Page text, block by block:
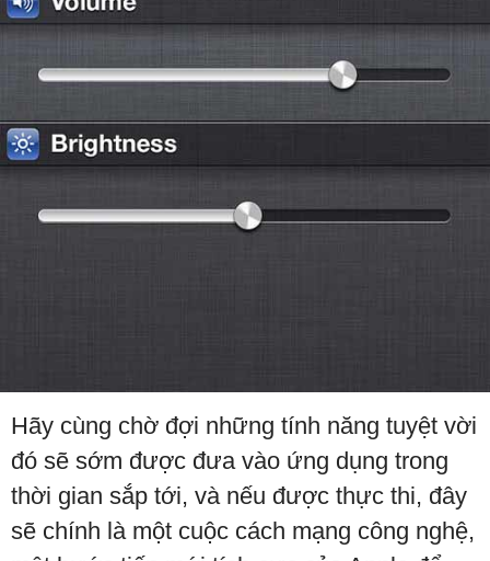
Hãy cùng chờ đợi những tính năng tuyệt vời
đó sẽ sớm được đưa vào ứng dụng trong
thời gian sắp tới, và nếu được thực thi, đây
sẽ chính là một cuộc cách mạng công nghệ,